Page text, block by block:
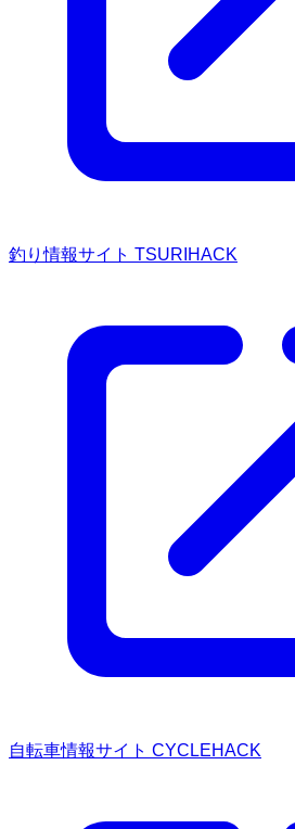
釣り情報サイト TSURIHACK
自転車情報サイト CYCLEHACK